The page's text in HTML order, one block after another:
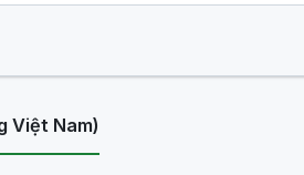
Việt Nam)